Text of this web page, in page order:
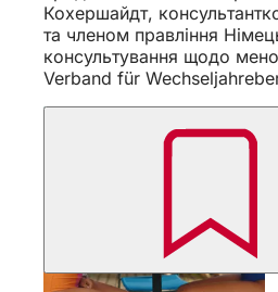
Кохершайдт,
та членом правління
консультування щодо
Verband für